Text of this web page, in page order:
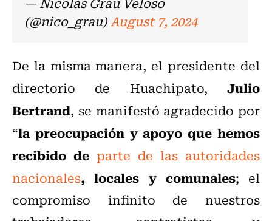
(@nico_grau)August 7, 2024
De la misma manera, el presidente del
directorio de Huachipato, Julio
Bertrand, se manifestó agradecido por
“la preocupación y apoyo que hemos
recibido de parte de las autoridades
nacionales, locales y comunales; el
compromiso infinito de nuestros